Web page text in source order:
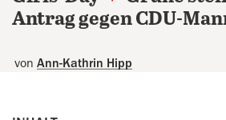
Antrag gegen CDU-
von Ann-Kathrin Hipp